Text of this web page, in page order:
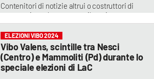
Contenitori di notizie altrui o costruttori di
contenuti per dare un contributo importante
alla crescita del territorio? La riflessione del
presidente del gruppo editoriale Diemmecom,
partendo da Vibo Valens
ELEZIONI VIBO 2024
Vibo Valens, scintille tra Nesci
(Centro) e Mammoliti (Pd) durante lo
speciale elezioni di LaC